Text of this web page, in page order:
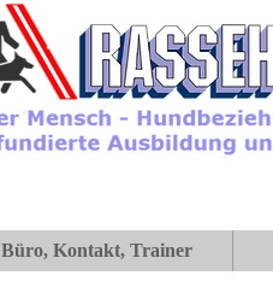
Büro, Kontakt, Trainer